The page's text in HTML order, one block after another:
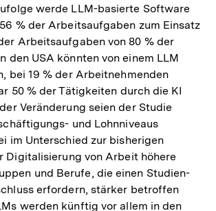
werde LLM-basierte Software
% der Arbeitsaufgaben zum Einsatz
Arbeitsaufgaben von 80 % der
den USA könnten von einem LLM
bei 19 % der Arbeitnehmenden
50 % der Tätigkeiten durch die KI
Veränderung seien der Studie
und Lohnniveaus
im Unterschied zur bisherigen
Digitalisierung von Arbeit höhere
und Berufe, die einen Studien-
erfordern, stärker betroffen
werden künftig vor allem in den